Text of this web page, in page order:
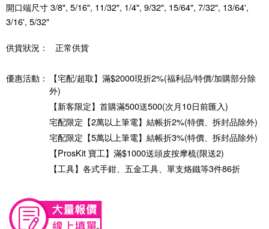
開口端尺寸 3/8", 5/16", 11/32", 1/4", 9/32", 15/64", 7/32", 13/64',
3/16', 5/32"
供貨狀況： 正常供貨
優惠活動：
【宅配/超取】滿$2000現折2%(福利品/特價/加購部分除
外)
【新客限定】首購滿500送500(次月10日前匯入)
宅配限定【2萬以上筆電】結帳折2%(特價、拆封品除外)
宅配限定【5萬以上筆電】結帳折3%(特價、拆封品除外)
【ProsKit 寶工】滿$1000送頭皮按摩梳(限送2)
【工具】各式手鉗、五金工具、單支烙鐵等3件86折